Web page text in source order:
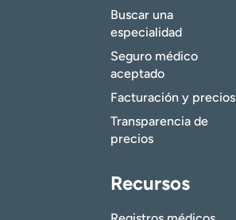
Buscar una
especialidad
Seguro médico
aceptado
Facturación y precios
Transparencia de
precios
Recursos